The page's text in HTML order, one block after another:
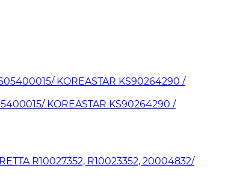
KOREASTAR KS90264290 /